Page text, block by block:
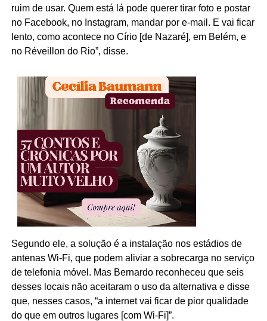
ruim de usar. Quem está lá pode querer tirar foto e postar
no Facebook, no Instagram, mandar por e-mail. E vai ficar
lento, como acontece no Círio [de Nazaré], em Belém, e
no Réveillon do Rio”, disse.
Segundo ele, a solução é a instalação nos estádios de
antenas Wi-Fi, que podem aliviar a sobrecarga no serviço
de telefonia móvel. Mas Bernardo reconheceu que seis
desses locais não aceitaram o uso da alternativa e disse
que, nesses casos, “a internet vai ficar de pior qualidade
do que em outros lugares [com Wi-Fi]”.